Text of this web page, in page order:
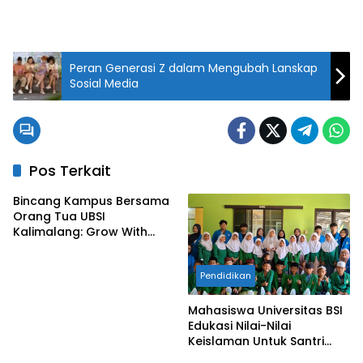
Peran Generasi Z dalam Mengubah Lanskap
Sosial Media
Pos Terkait
Bincang Kampus Bersama
Orang Tua UBSI
Kalimalang: Grow With
Pendidikan
Mahasiswa Universitas BSI
Edukasi Nilai-Nilai
Keislaman Untuk Santri